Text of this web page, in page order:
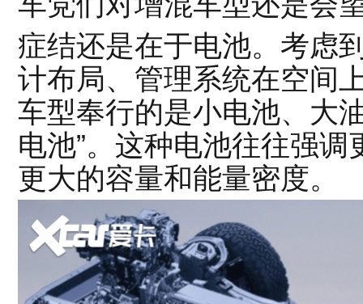
症结还是在于电池。考虑
计布局、管理系统在空间
车型奉行的是小电池、大
电池”。这种电池往往强
更大的容量和能量密度。